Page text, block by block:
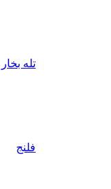
تله بخار
فلنج